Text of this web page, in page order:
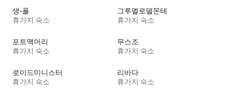
생-폴
휴가지 숙소
그루멜로델몬테
휴가지 숙소
포트맥머리
휴가지 숙소
무스조
휴가지 숙소
로이드미니스터
휴가지 숙소
리바다
휴가지 숙소